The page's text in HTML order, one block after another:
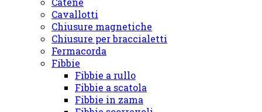
Cavallotti
Chiusure magnetiche
Chiusure per braccialetti
Fermacorda
Fibbie
Fibbie a rullo
Fibbie a scatola
Fibbie in zama